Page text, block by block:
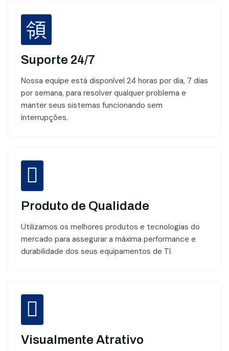
Suporte 24/7
Nossa equipe está disponível 24 horas por dia, 7 dias
por semana, para resolver qualquer problema e
manter seus sistemas funcionando sem
interrupções.
Produto de Qualidade
Utilizamos os melhores produtos e tecnologias do
mercado para assegurar a máxima performance e
durabilidade dos seus equipamentos de TI.
Visualmente Atrativo